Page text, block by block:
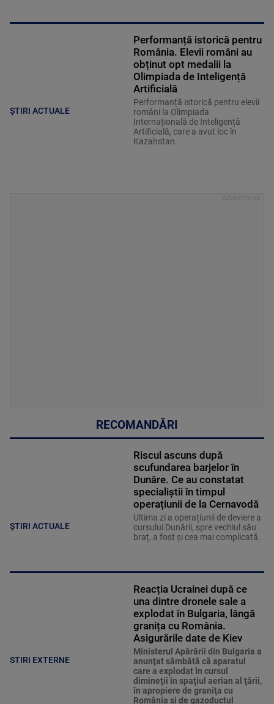
ȘTIRI ACTUALE
Performanță istorică pentru
România. Elevii români au
obținut opt medalii la
Olimpiada de Inteligență
Artificială
Performanță istorică pentru elevii
români la Olimpiada
Internațională de Inteligență
Artificială, care a avut loc în
Kazahstan.
RECOMANDĂRI
ȘTIRI ACTUALE
Riscul ascuns după
scufundarea barjelor în
Dunăre. Ce au constatat
specialiștii în timpul
operațiunii de la Cernavodă
Ultima zi a operațiunii de deviere a
cursului Dunării, spre vechiul său
braț, a fost și cea mai complicată.
STIRI EXTERNE
Reacția Ucrainei după ce
una dintre dronele sale a
explodat în Bulgaria, lângă
granița cu România.
Asigurările date de Kiev
Ministerul Apărării din Bulgaria a
anunţat sâmbătă că aparatul
care a explodat în cursul
dimineţii în spaţiul aerian al ţării,
în apropiere de graniţa cu
România şi de gazoductul